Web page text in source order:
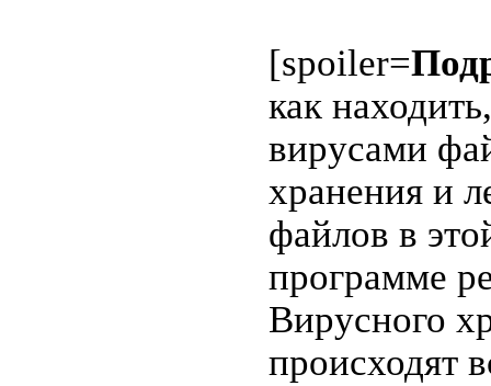
[spoiler=
как
вирусами
хранения и
файлов в
программе
Вирусного
происходят